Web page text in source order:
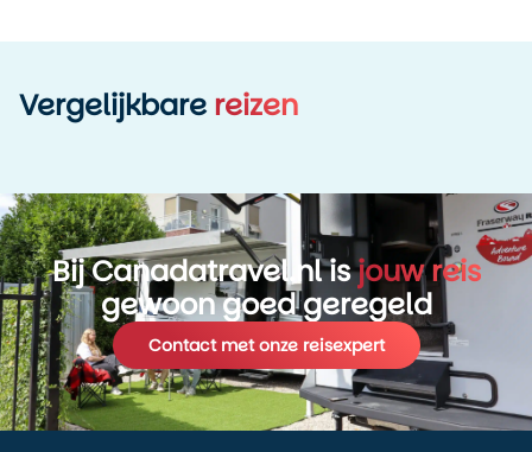
Vergelijkbarereizen
Bij Canadatravel.nl isjouw reis
gewoon goed geregeld
Contact met onze reisexpert